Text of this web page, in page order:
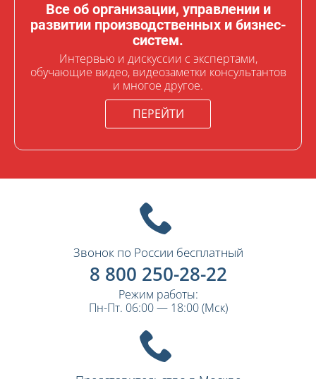
Все об организации, управлении и
развитии производственных и бизнес-
систем.
Интервью и дискуссии с экспертами,
обучающие видео, видеозаметки консультантов
и многое другое.
ПЕРЕЙТИ
Звонок по России бесплатный
8 800 250-28-22
Режим работы:
Пн-Пт. 06:00 — 18:00 (Мск)